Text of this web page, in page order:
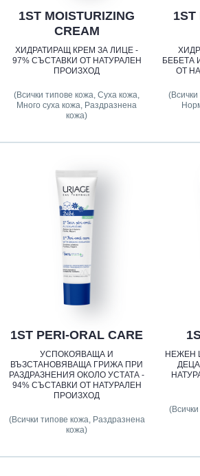
1ST MOISTURIZING
CREAM
ХИДРАТИРАЩ КРЕМ ЗА ЛИЦЕ -
97% СЪСТАВКИ ОТ НАТУРАЛЕН
ПРОИЗХОД
(Всички типове кожа, Суха кожа,
Много суха кожа, Раздразнена
кожа)
1ST
БЕБЕТА
ОТ
1ST PERI-ORAL CARE
УСПОКОЯВАЩА И
ВЪЗСТАНОВЯВАЩА ГРИЖА ПРИ
РАЗДРАЗНЕНИЯ ОКОЛО УСТАТА -
94% СЪСТАВКИ ОТ НАТУРАЛЕН
ПРОИЗХОД
(Всички типове кожа, Раздразнена
кожа)
НЕЖЕН